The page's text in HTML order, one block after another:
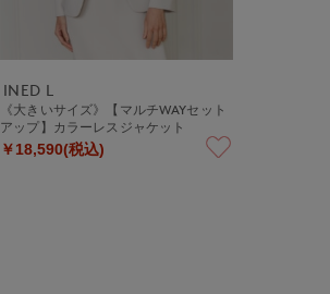
INED L
《大きいサイズ》【マルチWAYセット
アップ】カラーレスジャケット
￥18,590(税込)